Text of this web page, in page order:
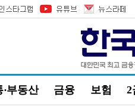
·부동산 금융 보험 2